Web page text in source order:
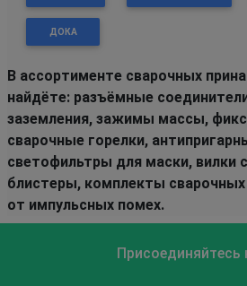
ДОКА
В ассортименте сварочных
найдёте: разъёмные
заземления, зажимы массы,
сварочные горелки,
светофильтры для маски, вилки
блистеры, комплекты
от импульсных помех.
Присоединяйтесь